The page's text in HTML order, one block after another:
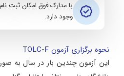
با مدارک فوق امکان ثبت
وجود دارد.
نحوه برگزاری آزمون TOLC-F
این آزمون چندین بار در سال به